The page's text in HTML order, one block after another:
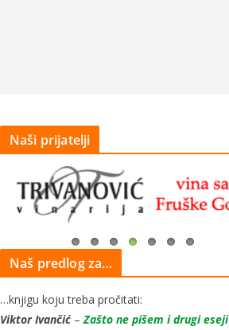
Naši prijatelji
Naš predlog za…
…knjigu koju treba pročitati:
Viktor Ivančić– Zašto ne pišem i drugi eseji